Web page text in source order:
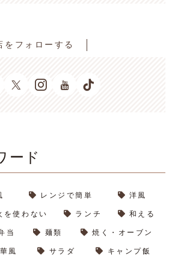
フォローする
ード
レンジで簡単 洋風
を使わない ランチ 和える
当 麺類 焼く・オーブン
風 サラダ キャンプ飯